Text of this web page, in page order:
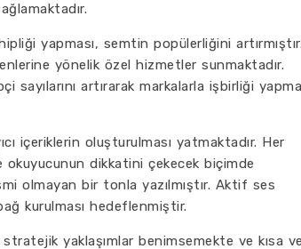
yapması, semtin popülerliğini
yönelik özel hizmetler sunmaktadır.
sayılarını artırarak markalarla işbirliği yapma
içeriklerin oluşturulması yatmaktadır. Her
okuyucunun dikkatini çekecek biçimde
olmayan bir tonla yazılmıştır. Aktif ses
kurulması hedeflenmiştir.
yaklaşımlar benimsemekte ve kısa